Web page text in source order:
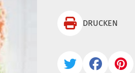
 DRUCKEN
  